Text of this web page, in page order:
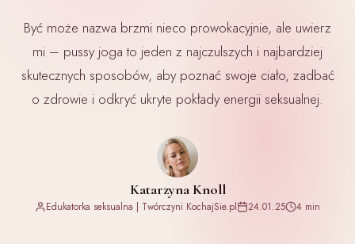
Być może nazwa brzmi nieco prowokacyjnie, ale uwierz
mi – pussy joga to jeden z najczulszych i najbardziej
skutecznych sposobów, aby poznać swoje ciało, zadbać
o zdrowie i odkryć ukryte pokłady energii seksualnej.
Katarzyna Knoll
Edukatorka seksualna | Twórczyni KochajSie.pl 24.01.25 4 min